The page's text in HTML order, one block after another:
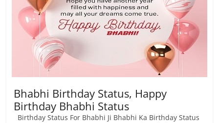
Bhabhi Birthday Status, Happy
Birthday Bhabhi Status
Birthday Status For Bhabhi Ji Bhabhi Ka Birthday Status